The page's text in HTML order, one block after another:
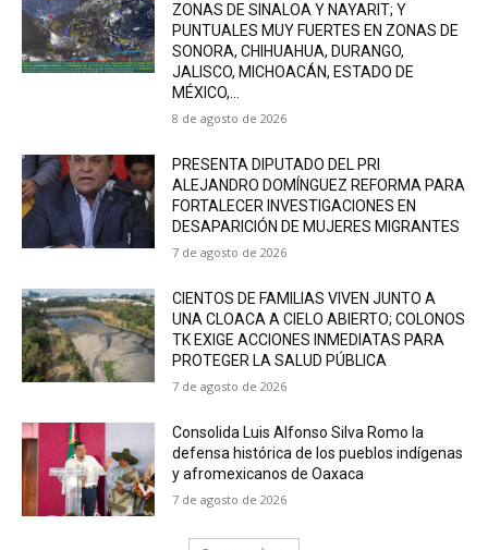
ZONAS DE SINALOA Y NAYARIT; Y
PUNTUALES MUY FUERTES EN ZONAS DE
SONORA, CHIHUAHUA, DURANGO,
JALISCO, MICHOACÁN, ESTADO DE
MÉXICO,...
8 de agosto de 2026
PRESENTA DIPUTADO DEL PRI
ALEJANDRO DOMÍNGUEZ REFORMA PARA
FORTALECER INVESTIGACIONES EN
DESAPARICIÓN DE MUJERES MIGRANTES
7 de agosto de 2026
CIENTOS DE FAMILIAS VIVEN JUNTO A
UNA CLOACA A CIELO ABIERTO; COLONOS
TK EXIGE ACCIONES INMEDIATAS PARA
PROTEGER LA SALUD PÚBLICA
7 de agosto de 2026
Consolida Luis Alfonso Silva Romo la
defensa histórica de los pueblos indígenas
y afromexicanos de Oaxaca
7 de agosto de 2026